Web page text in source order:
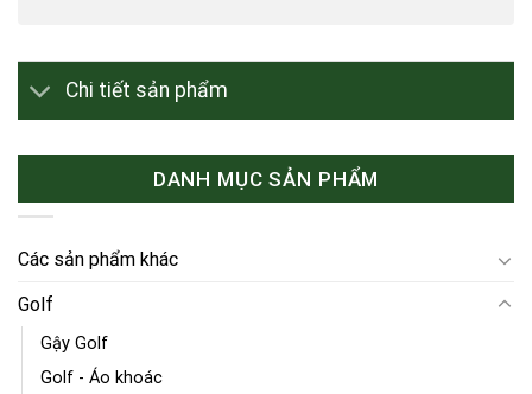
Chi tiết sản phẩm
DANH MỤC SẢN PHẨM
Các sản phẩm khác
Golf
Gậy Golf
Golf - Áo khoác